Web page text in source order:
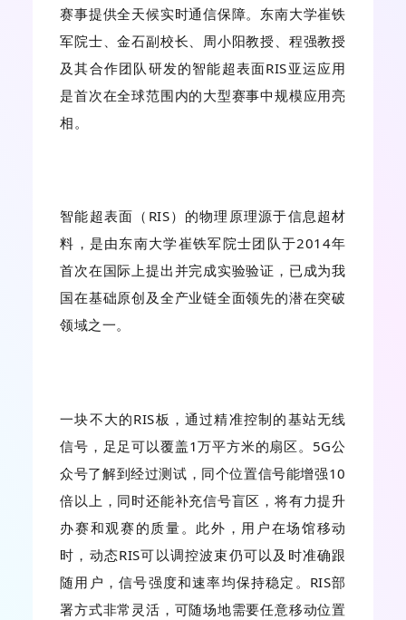
赛事提供全天候实时通信保障。东南大学崔铁
军院士、金石副校长、周小阳教授、程强教授
及其合作团队研发的智能超表面RIS亚运应用
是首次在全球范围内的大型赛事中规模应用亮
相。
智能超表面（RIS）的物理原理源于信息超材
料，是由东南大学崔铁军院士团队于2014年
首次在国际上提出并完成实验验证，已成为我
国在基础原创及全产业链全面领先的潜在突破
领域之一。
一块不大的RIS板，通过精准控制的基站无线
信号，足足可以覆盖1万平方米的扇区。5G公
众号了解到经过测试，同个位置信号能增强10
倍以上，同时还能补充信号盲区，将有力提升
办赛和观赛的质量。此外，用户在场馆移动
时，动态RIS可以调控波束仍可以及时准确跟
随用户，信号强度和速率均保持稳定。RIS部
署方式非常灵活，可随场地需要任意移动位置